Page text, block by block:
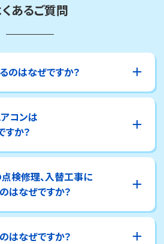
あるご質問
のはなぜですか？
コンは
すか？
検修理、入替工事に
はなぜですか？
はなぜですか？